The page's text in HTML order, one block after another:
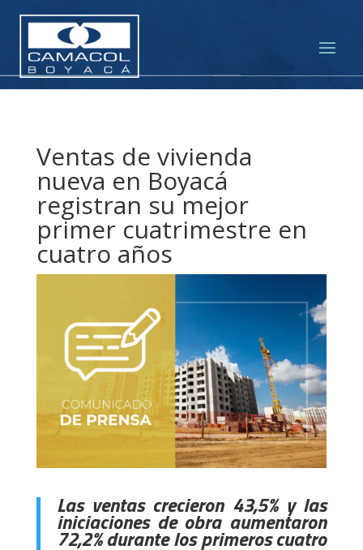
Ventas de vivienda
nueva en Boyacá
registran su mejor
primer cuatrimestre en
cuatro años
Las ventas crecieron 43,5% y las
iniciaciones de obra aumentaron
72,2% durante los primeros cuatro